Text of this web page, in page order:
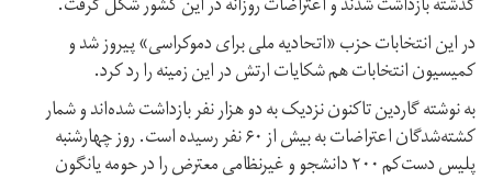
در این انتخابات حزب «اتحادیه ملی برای دموکراسی» پیروز شد و
کمیسیون انتخابات هم شکایات ارتش در این زمینه را رد کرد.
به نوشته گاردین تاکنون نزدیک به دو هزار نفر بازداشت شده‌اند و شمار
کشته‌شدگان اعتراضات به بیش از ۶۰ نفر رسیده است. روز چهارشنبه
پلیس دست‌کم ۲۰۰ دانشجو و غیرنظامی معترض را در حومه یانگون